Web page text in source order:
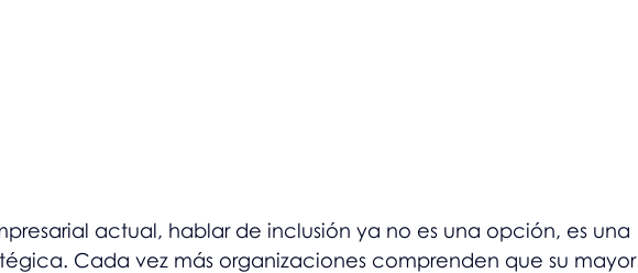
actual, hablar de inclusión ya no es una opción, es una
Cada vez más organizaciones comprenden que su mayor